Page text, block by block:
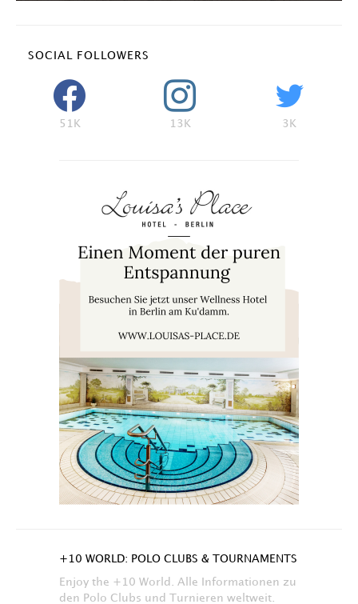
SOCIAL FOLLOWERS
51K 13K 3K
+10 WORLD: POLO CLUBS & TOURNAMENTS
Enjoy the +10 World. Alle Informationen zu
den Polo Clubs und Turnieren weltweit.